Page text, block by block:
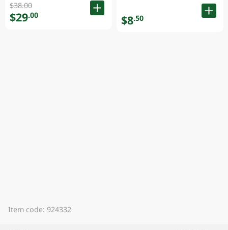
$38.00
$29.00 $8.50
Item code: 924332